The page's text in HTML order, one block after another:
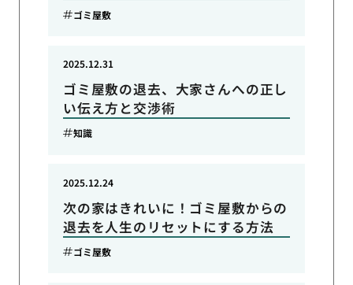
ゴミ屋敷
ゴミ屋敷の退去、大家さんへの正し
い伝え方と交渉術
2025.12.31
知識
次の家はきれいに！ゴミ屋敷からの
退去を人生のリセットにする方法
2025.12.24
ゴミ屋敷